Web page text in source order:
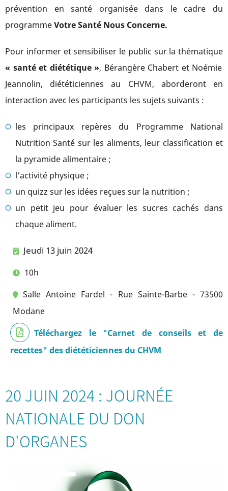
prévention en santé organisée dans le cadre du
programmeVotreSanté Nous Concerne.
Pour informer et sensibiliser le public sur la thématique
« santé et diététique », Bérangère Chabert et Noémie
Jeannolin, diététiciennes au CHVM, aborderont en
interaction avec les participants les sujets suivants :
les principaux repères du Programme National
Nutrition Santé sur les aliments, leur classification et
la pyramide alimentaire ;
l’activité physique ;
un quizz sur les idées reçues sur la nutrition ;
un petit jeu pour évaluer les sucres cachés dans
chaque aliment.
Jeudi 13 juin 2024
10h
Salle Antoine Fardel - Rue Sainte-Barbe - 73500
Modane
Téléchargez le "Carnet de conseils et de
recettes" des diététiciennes du CHVM
20 JUIN 2024 : JOURNÉE
NATIONALE DU DON
D'ORGANES